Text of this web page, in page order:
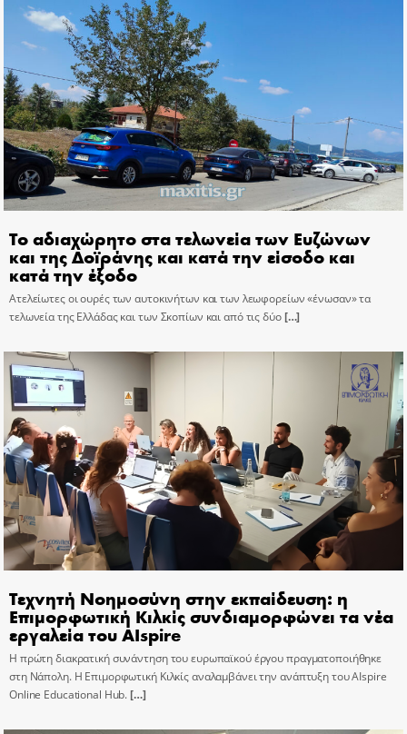
Το αδιαχώρητο στα τελωνεία των Ευζώνων
και της Δοϊράνης και κατά την είσοδο και
κατά την έξοδο
Ατελείωτες οι ουρές των αυτοκινήτων και των λεωφορείων «ένωσαν» τα
τελωνεία της Ελλάδας και των Σκοπίων και από τις δύο[…]
Τεχνητή Νοημοσύνη στην εκπαίδευση: η
Επιμορφωτική Κιλκίς συνδιαμορφώνει τα νέα
εργαλεία του AIspire
Η πρώτη διακρατική συνάντηση του ευρωπαϊκού έργου πραγματοποιήθηκε
στη Νάπολη. Η Επιμορφωτική Κιλκίς αναλαμβάνει την ανάπτυξη του AIspire
Online Educational Hub.[…]